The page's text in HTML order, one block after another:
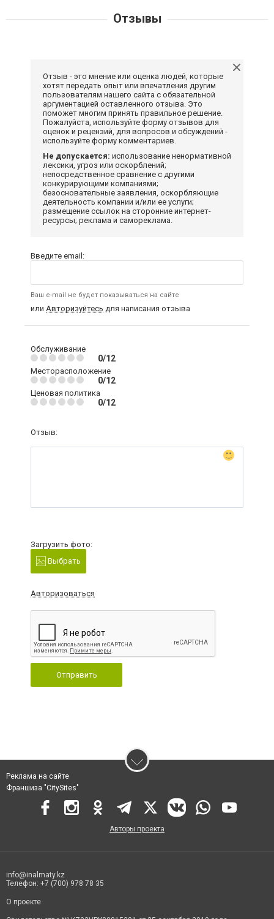
Отзывы
Отзыв - это мнение или оценка людей, которые
хотят передать опыт или впечатления другим
пользователям нашего сайта с обязательной
аргументацией оставленного отзыва. Это
поможет многим принять правильное решение.
Пожалуйста, используйте форму отзывов для
оценок и рецензий, для вопросов и обсуждений -
используйте форму комментариев.
Не допускается: использование ненормативной
лексики, угроз или оскорблений;
непосредственное сравнение с другими
конкурирующими компаниями;
безосновательные заявления, оскорбляющие
деятельность компании и/или ее услуги;
размещение ссылок на сторонние интернет-
ресурсы; реклама и самореклама.
Введите email:
Ваш e-mail не будет показываться на сайте
или Авторизуйтесь для написания отзыва
Обслуживание
0/12
Месторасположение
0/12
Ценовая политика
0/12
Отзыв:
Загрузить фото:
Выбрать
Авторизоваться
Отправить
Реклама на сайте
Франшиза "CitySites"
Авторы проекта
info@inalmaty.kz
Телефон: +7 (700) 978 78 35
О проекте